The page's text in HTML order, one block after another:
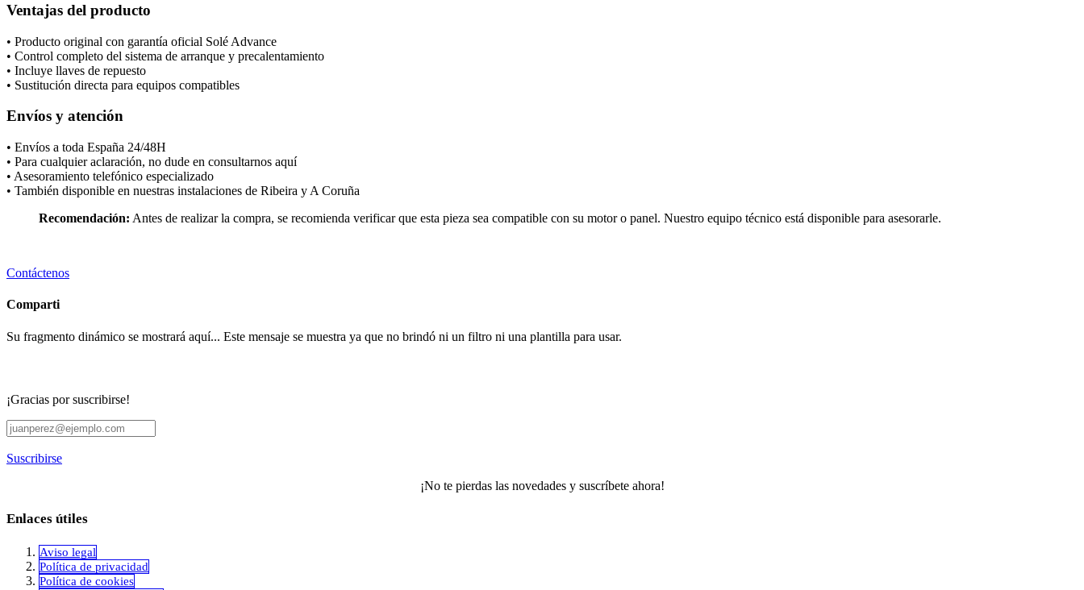
Ventajas del producto
• Producto original con garantía oficial Solé Advance
• Control completo del sistema de arranque y precalentamiento
• Incluye llaves de repuesto
• Sustitución directa para equipos compatibles
Envíos y atención
• Envíos a toda España 24/48H
• Para cualquier aclaración, no dude en consultarnos aquí
• Asesoramiento telefónico especializado
• También disponible en nuestras instalaciones de Ribeira y A Coruña
Recomendación: Antes de realizar la compra, se recomienda verificar que esta pieza sea compatible con su motor o panel. Nuestro equipo técnico está disponible para asesorarle.
Contáctenos
Comparti
Su fragmento dinámico se mostrará aquí... Este mensaje se muestra ya que no brindó ni un filtro ni una plantilla para usar.
¡Gracias por suscribirse!
Suscribirse
¡No te pierdas las novedades y suscríbete ahora!
Enlaces útiles
Aviso legal
Política de privacidad
​Política de cookies